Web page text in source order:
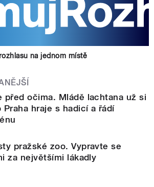
na jednom místě
před očima. Mládě lachtana už si
Praha hraje s hadicí a řádí
pražské zoo. Vypravte se
za největšími lákadly